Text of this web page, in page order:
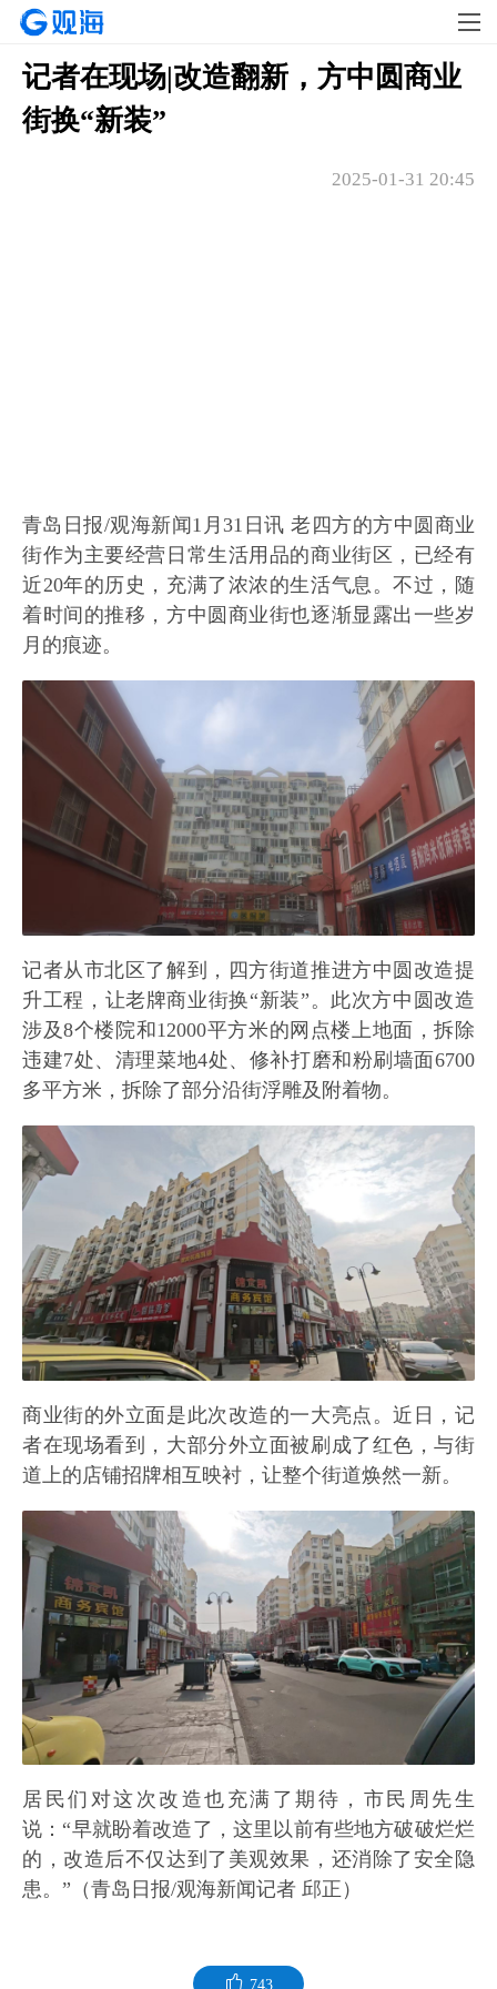
记者在现场|改造翻新，方中圆商业
街换“新装”
2025-01-31 20:45
青岛日报/观海新闻1月31日讯 老四方的方中圆商业
街作为主要经营日常生活用品的商业街区，已经有
近20年的历史，充满了浓浓的生活气息。不过，随
着时间的推移，方中圆商业街也逐渐显露出一些岁
月的痕迹。
记者从市北区了解到，四方街道推进方中圆改造提
升工程，让老牌商业街换“新装”。此次方中圆改造
涉及8个楼院和12000平方米的网点楼上地面，拆除
违建7处、清理菜地4处、修补打磨和粉刷墙面6700
多平方米，拆除了部分沿街浮雕及附着物。
商业街的外立面是此次改造的一大亮点。近日，记
者在现场看到，大部分外立面被刷成了红色，与街
道上的店铺招牌相互映衬，让整个街道焕然一新。
居民们对这次改造也充满了期待，市民周先生
说：“早就盼着改造了，这里以前有些地方破破烂烂
的，改造后不仅达到了美观效果，还消除了安全隐
患。”（青岛日报/观海新闻记者 邱正）
743